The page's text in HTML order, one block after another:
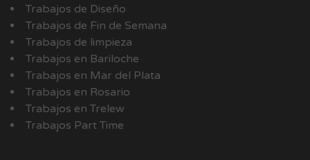
Trabajos de Diseño
Trabajos de Fin de Semana
Trabajos de limpieza
Trabajos en Bariloche
Trabajos en Mar del Plata
Trabajos en Rosario
Trabajos en Trelew
Trabajos Part Time